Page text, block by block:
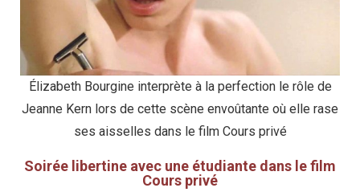
Élizabeth Bourgine interprète à la perfection le rôle de
Jeanne Kern lors de cette scène envoûtante où elle rase
ses aisselles dans le film Cours privé
Soirée libertine avec une étudiante dans le film
Cours privé